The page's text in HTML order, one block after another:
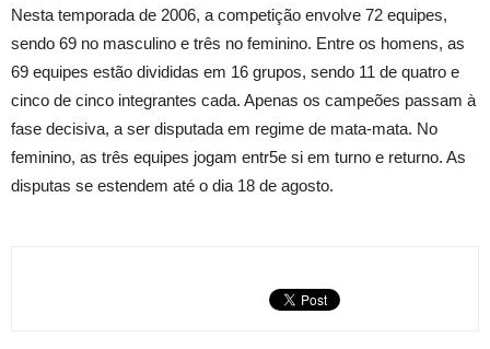
Nesta temporada de 2006, a competição envolve 72 equipes,
sendo 69 no masculino e três no feminino. Entre os homens, as
69 equipes estão divididas em 16 grupos, sendo 11 de quatro e
cinco de cinco integrantes cada. Apenas os campeões passam à
fase decisiva, a ser disputada em regime de mata-mata. No
feminino, as três equipes jogam entr5e si em turno e returno. As
disputas se estendem até o dia 18 de agosto.